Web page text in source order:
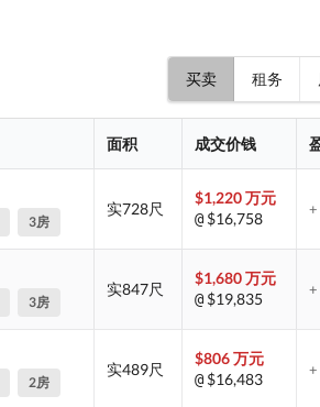
买卖 租务
面积 成交价钱
3房
实728尺
$1,220 万元
@ $16,758
3房
实847尺
$1,680 万元
@ $19,835
2房
实489尺
$806 万元
@ $16,483